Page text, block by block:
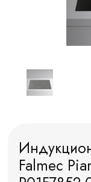
Falmec